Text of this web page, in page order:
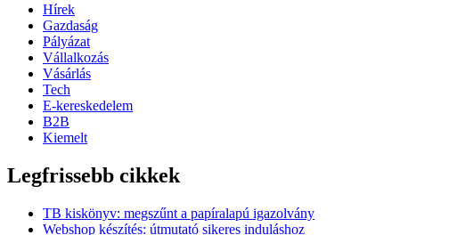
Hírek
Gazdaság
Pályázat
Vállalkozás
Vásárlás
Tech
E-kereskedelem
B2B
Kiemelt
Legfrissebb cikkek
TB kiskönyv: megszűnt a papíralapú igazolvány
Webshop készítés: útmutató sikeres induláshoz